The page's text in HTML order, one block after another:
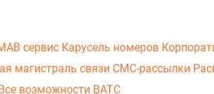
сервис Карусель номеров
магистраль связи СМС-рассылки
Все возможности ВАТС